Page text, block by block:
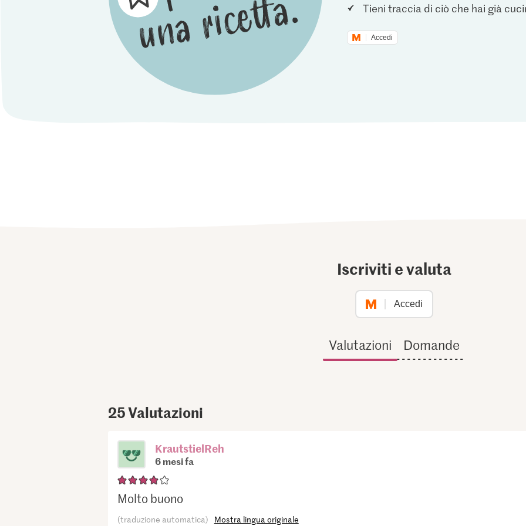
Tieni traccia di ciò che hai già
Accedi
Iscriviti e valuta
Accedi
Valutazioni Domande
25Valutazioni
KrautstielReh
6 mesi fa
Molto buono
(traduzione automatica) Mostra lingua originale